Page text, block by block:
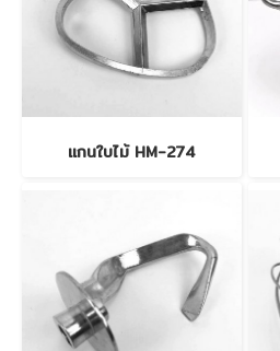
แกนใบไม้ HM-274